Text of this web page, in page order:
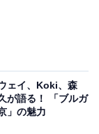
ェイ、Koki、森
が語る！ 「ブルガ
」の魅力